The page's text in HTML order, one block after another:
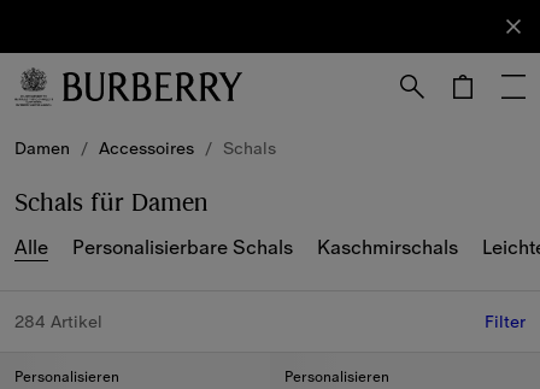
Newsletter
abonnieren.
Damen / Accessoires / Schals
Schals für Damen
Alle Personalisierbare Schals Kaschmirschals
284 Artikel Filter
Personalisieren Personalisieren